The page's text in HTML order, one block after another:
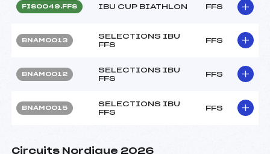
FIS0049.FFS IBU CUP BIATHLON FFS
BNAM0013
SELECTIONS IBU
FFS
FFS
BNAM0012
SELECTIONS IBU
FFS
FFS
BNAM0015
SELECTIONS IBU
FFS
FFS
Circuits Nordique 2026